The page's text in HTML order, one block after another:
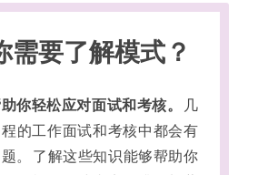
需要了解模式？
你轻松应对面试和考核。
几
的工作面试和考核中都会有
。
了解这些知识能够帮助你